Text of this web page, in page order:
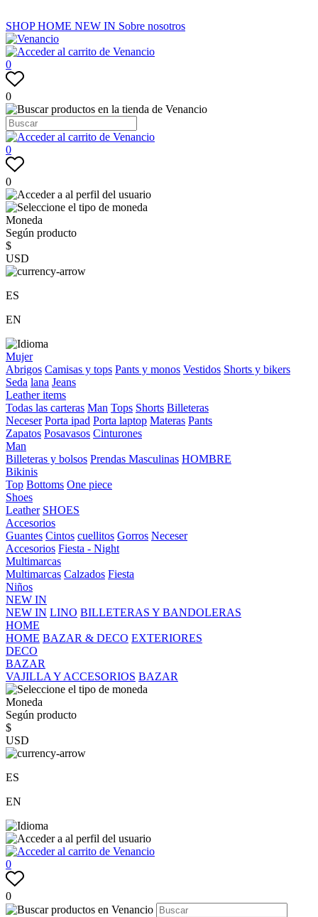
SHOPHOME NEW IN Sobre nosotros
0
0
0
0
Moneda
Según producto
$
USD
ES
EN
Mujer
Abrigos Camisas y tops Pants y monos Vestidos Shorts y bikers
Seda lana Jeans
Leather items
Todas las carteras Man Tops Shorts Billeteras
Neceser Porta ipad Porta laptop Materas Pants
Zapatos Posavasos Cinturones
Man
Billeteras y bolsos Prendas Masculinas HOMBRE
Bikinis
Top Bottoms One piece
Shoes
Leather SHOES
Accesorios
Guantes Cintos cuellitos Gorros Neceser
Accesorios Fiesta - Night
Multimarcas
Multimarcas Calzados Fiesta
Niños
NEW IN
NEW IN LINO BILLETERAS Y BANDOLERAS
HOME
HOME BAZAR & DECO EXTERIORES
DECO
BAZAR
VAJILLA Y ACCESORIOS BAZAR
Moneda
Según producto
$
USD
ES
EN
0
0